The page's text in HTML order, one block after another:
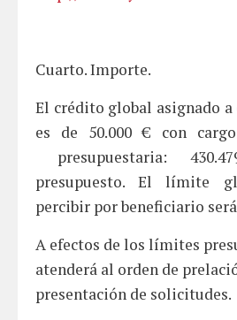
Cuarto. Importe.
El crédito global asignado
es de 50.000 € con
presupuestaria:
presupuesto. El límite
percibir por beneficiario será
A efectos de los límites
atenderá al orden de
presentación de solicitudes.